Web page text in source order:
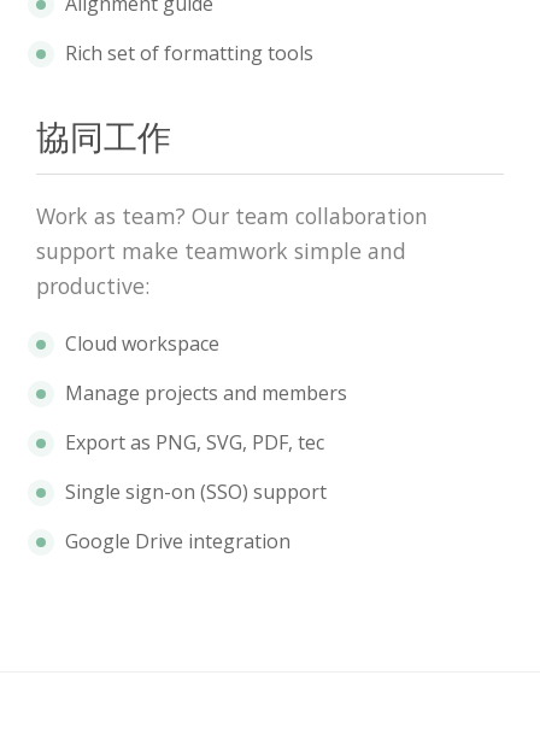
Rich set of formatting tools
協同工作
Work as team? Our team collaboration
support make teamwork simple and
productive:
Cloud workspace
Manage projects and members
Export as PNG, SVG, PDF, tec
Single sign-on (SSO) support
Google Drive integration